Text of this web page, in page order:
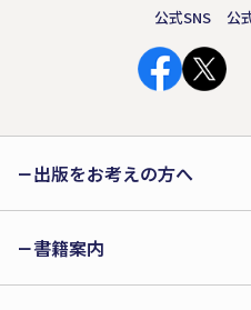
公式SNS 公
出版をお考えの方へ
書籍案内